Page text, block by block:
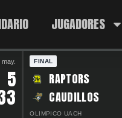
JUGADORES
may.
5
FINAL
RAPTORS
CAUDILLOS
OLIMPICO UACH